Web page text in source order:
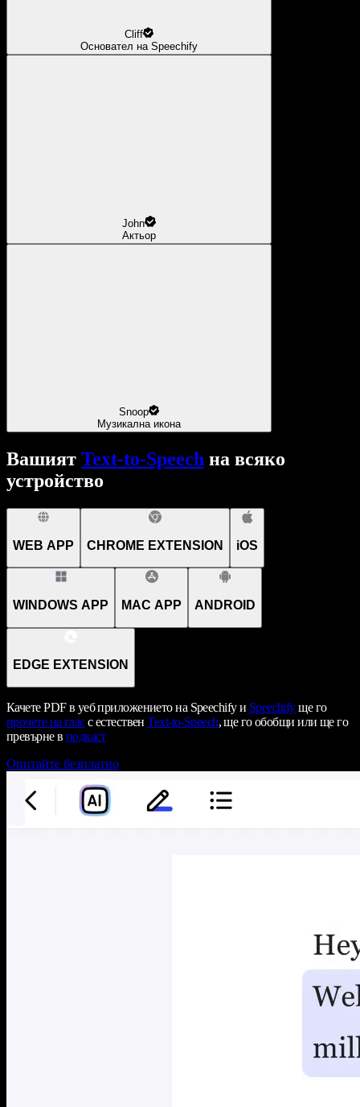
Cliff
Основател на Speechify
John
Актьор
Snoop
Музикална икона
Вашият Text-to-Speech на всяко
устройство
WEB APP CHROME EXTENSION iOS
WINDOWS APP MAC APP ANDROID
EDGE EXTENSION
Качете PDF в уеб приложението на Speechify и Speechifyще го
прочете на гласс естественText-to-Speech, ще го обобщи или ще го
превърне в подкаст
Опитайте безплатно